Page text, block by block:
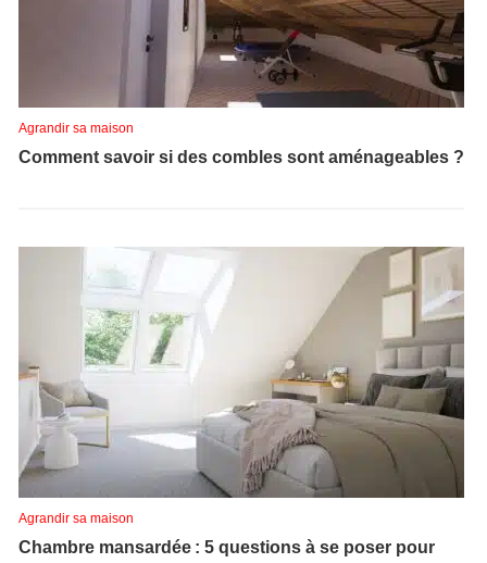
Agrandir sa maison
Comment savoir si des combles sont aménageables ?
Agrandir sa maison
Chambre mansardée : 5 questions à se poser pour